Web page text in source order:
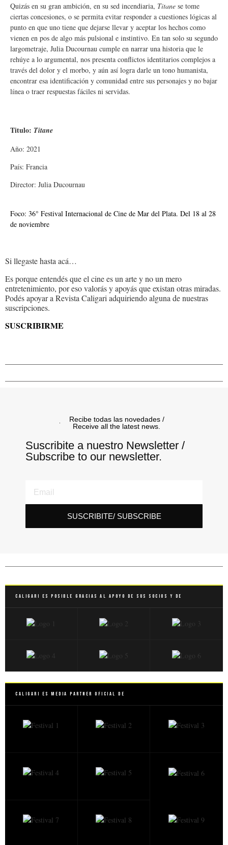
Quizás en su gran ambición, en su sed incendiaria, Titane se tome
ciertas concesiones, o se permita evitar responder a cuestiones lógicas al
punto en que uno tiene que dejarse llevar y aceptar los hechos como
vienen en pos de algo más pulsional e instintivo. En tan solo su segundo
largometraje, Julia Ducournau cumple en narrar una historia que le
rehúye a lo argumental, nos presenta conflictos identitarios complejos a
través del dolor y el morbo, y aún así logra darle un tono humanista,
encontrar esa identificación y comunidad entre sus personajes y no bajar
línea o traer respuestas fáciles ni servidas.
Titulo: Titane
Año: 2021
País: Francia
Director: Julia Ducournau
Foco: 36° Festival Internacional de Cine de Mar del Plata. Del 18 al 28
de noviembre
Si llegaste hasta acá…
Es porque entendés que el cine es un arte y no un mero
entretenimiento, por eso valorás y apoyás que existan otras miradas.
Podés apoyar a Revista Caligari adquiriendo alguna de nuestras
suscripciones.
SUSCRIBIRME
Recibe todas las novedades /
Receive all the latest news.
Suscribite a nuestro Newsletter /
Subscribe to our newsletter.
SUSCRIBITE/ SUBSCRIBE
Caligari es posible gracias al apoyo de sus socios y de
Caligari es Media Partner Oficial de